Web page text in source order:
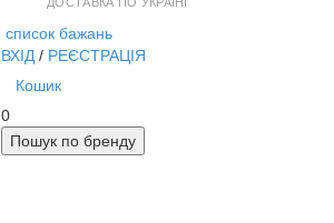
список бажань
ВХІД / РЕЄСТРАЦІЯ
Кошик
0
Пошук по бренду